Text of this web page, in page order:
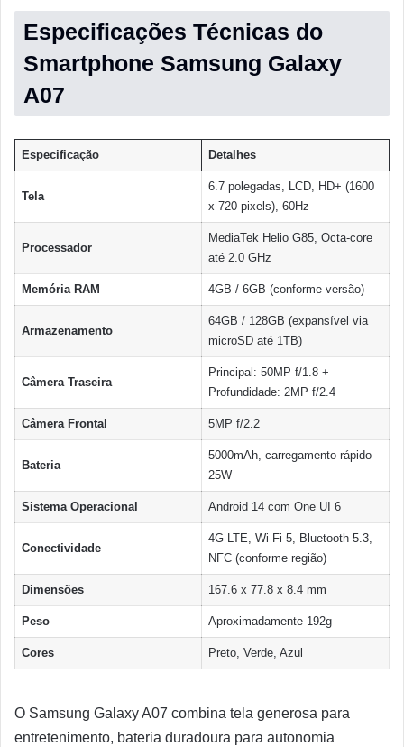
Especificações Técnicas do
Smartphone Samsung Galaxy
A07
Especificação Detalhes
Tela
6.7 polegadas, LCD, HD+ (1600
x 720 pixels), 60Hz
Processador
MediaTek Helio G85, Octa-core
até 2.0 GHz
Memória RAM 4GB / 6GB (conforme versão)
Armazenamento
64GB / 128GB (expansível via
microSD até 1TB)
Câmera Traseira
Principal: 50MP f/1.8 +
Profundidade: 2MP f/2.4
Câmera Frontal 5MP f/2.2
Bateria
5000mAh, carregamento rápido
25W
Sistema Operacional Android 14 com One UI 6
Conectividade
4G LTE, Wi-Fi 5, Bluetooth 5.3,
NFC (conforme região)
Dimensões 167.6 x 77.8 x 8.4 mm
Peso Aproximadamente 192g
Cores Preto, Verde, Azul
O Samsung Galaxy A07 combina tela generosa para
entretenimento, bateria duradoura para autonomia